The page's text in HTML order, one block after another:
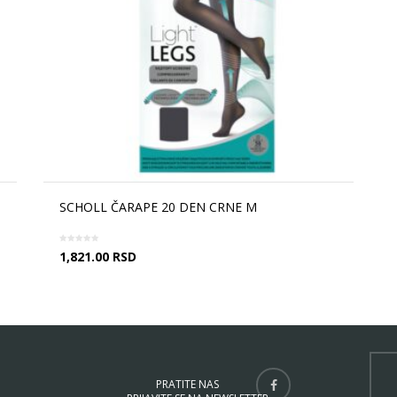
SCHOLL ČARAPE 20 DEN CRNE M
1,821.00 RSD
PRATITE NAS